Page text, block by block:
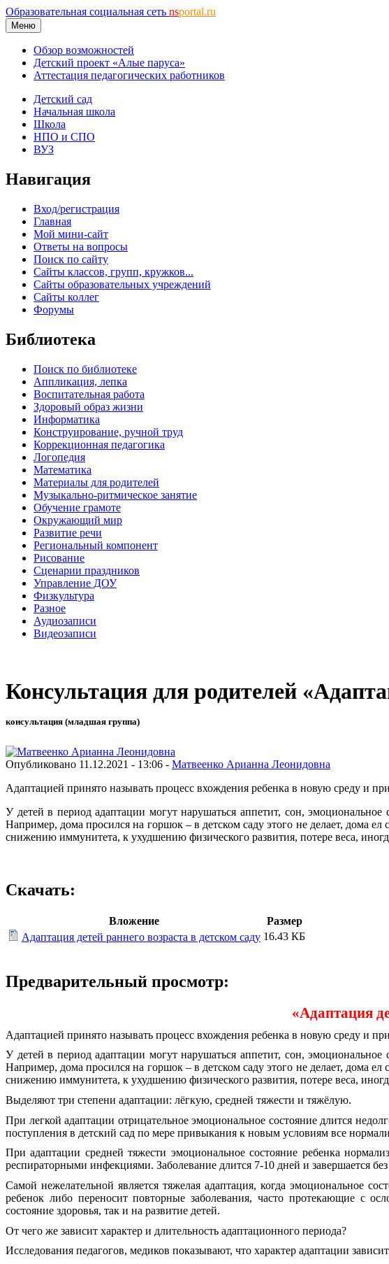
Образовательная социальная сеть nsportal.ru
Меню
Обзор возможностей
Детский проект «Алые паруса»
Аттестация педагогических работников
Детский сад
Начальная школа
Школа
НПО и СПО
ВУЗ
Навигация
Вход/регистрация
Главная
Мой мини-сайт
Ответы на вопросы
Поиск по сайту
Сайты классов, групп, кружков...
Сайты образовательных учреждений
Сайты коллег
Форумы
Библиотека
Поиск по библиотеке
Аппликация, лепка
Воспитательная работа
Здоровый образ жизни
Информатика
Конструирование, ручной труд
Коррекционная педагогика
Логопедия
Математика
Материалы для родителей
Музыкально-ритмическое занятие
Обучение грамоте
Окружающий мир
Развитие речи
Региональный компонент
Рисование
Сценарии праздников
Управление ДОУ
Физкультура
Разное
Аудиозаписи
Видеозаписи
Консультация для родителей
консультация (младшая группа)
Опубликовано 11.12.2021 - 13:06 - Матвеенко Арианна Леонидовна
Адаптацией принято называть процесс вхождения ребенка в новую среду и
У детей в период адаптации могут нарушаться аппетит, сон,
Например, дома просился на горшок – в детском саду этого не делает, дома
снижению иммунитета, к ухудшению физического развития, потере веса,
Скачать:
Вложение
Размер
Адаптация детей раннего возраста в детском саду 16.43 КБ
Предварительный просмотр:
«Адаптация
Адаптацией принято называть процесс вхождения ребенка в новую среду и
У детей в период адаптации могут нарушаться аппетит, сон,
Например, дома просился на горшок – в детском саду этого не делает, дома
снижению иммунитета, к ухудшению физического развития, потере веса,
Выделяют три степени адаптации: лёгкую, средней тяжести и тяжёлую.
При легкой адаптации отрицательное эмоциональное состояние длится
поступления в детский сад по мере привыкания к новым условиям все
При адаптации средней тяжести эмоциональное состояние ребенка
респираторными инфекциями. Заболевание длится 7-10 дней и завершается
Самой нежелательной является тяжелая адаптация, когда эмоциональное
ребенок либо переносит повторные заболевания, часто протекающие с
состояние здоровья, так и на развитие детей.
От чего же зависит характер и длительность адаптационного периода?
Исследования педагогов, медиков показывают, что характер адаптации